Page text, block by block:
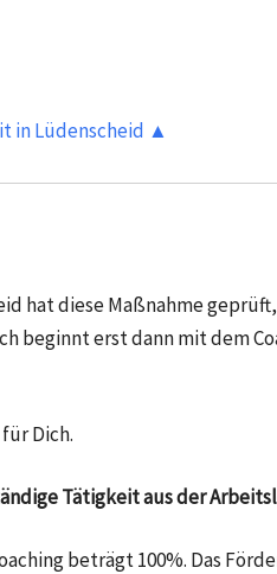
in Lüdenscheid ▲
hat diese Maßnahme
beginnt erst dann mit dem
Dich.
Tätigkeit aus der
beträgt 100%. Das